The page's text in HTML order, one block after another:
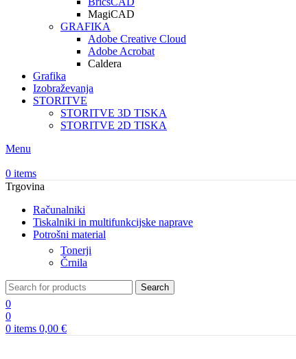
MagiCAD
GRAFIKA
Adobe Creative Cloud
Adobe Acrobat
Caldera
Grafika
Izobraževanja
STORITVE
STORITVE 3D TISKA
STORITVE 2D TISKA
Menu
0 items
Trgovina
Računalniki
Tiskalniki in multifunkcijske naprave
Potrošni material
Tonerji
Črnila
Search
0
0
0 items 0,00 €